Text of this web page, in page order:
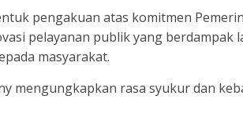
pengakuan atas komitmen
pelayanan publik yang berdampak
masyarakat.
mengungkapkan rasa syukur dan